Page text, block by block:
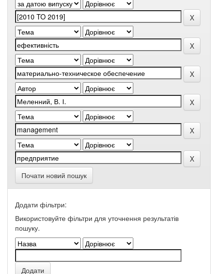
Почати новий пошук
Додати фільтри:
Використовуйте фільтри для уточнення результатів
пошуку.